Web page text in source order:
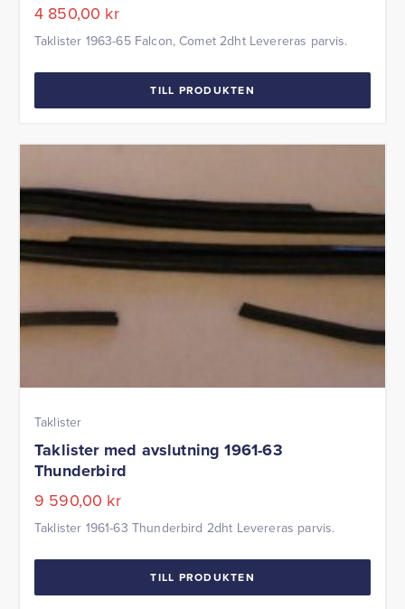
4 850,00 kr
Taklister 1963-65 Falcon, Comet 2dht Levereras parvis.
TILL PRODUKTEN
Taklister
Taklister med avslutning 1961-63
Thunderbird
9 590,00 kr
Taklister 1961-63 Thunderbird 2dht Levereras parvis.
TILL PRODUKTEN